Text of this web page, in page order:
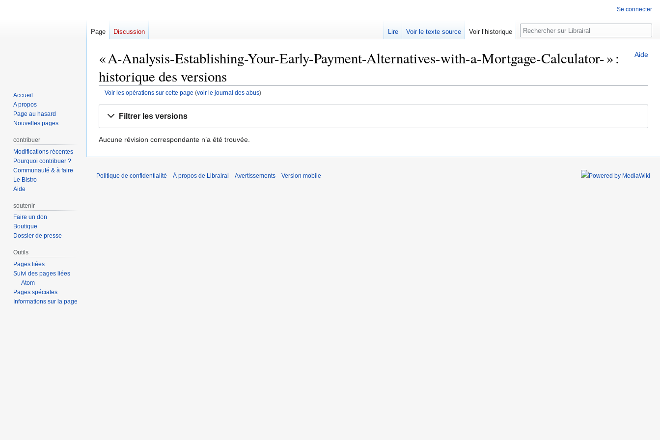
Aide
« A-Analysis-Establishing-Your-Early-Payment-Alternatives-with-a-Mortgage-Calculator- » :
historique des versions
Voir les opérations sur cette page (voir le journal des abus)
navigation
recherche
Filtrer les versions
Aucune révision correspondante n’a été trouvée.
Se connecter
Page Discussion Lire Voir le texte source Voir l’historique Rechercher
Accueil
A propos
Page au hasard
Nouvelles pages
contribuer
Modifications récentes
Pourquoi contribuer ?
Communauté & à faire
Le Bistro
Aide
soutenir
Faire un don
Boutique
Dossier de presse
Outils
Pages liées
Suivi des pages liées
Atom
Pages spéciales
Informations sur la page
Politique de confidentialité À propos de Librairal Avertissements Version mobile